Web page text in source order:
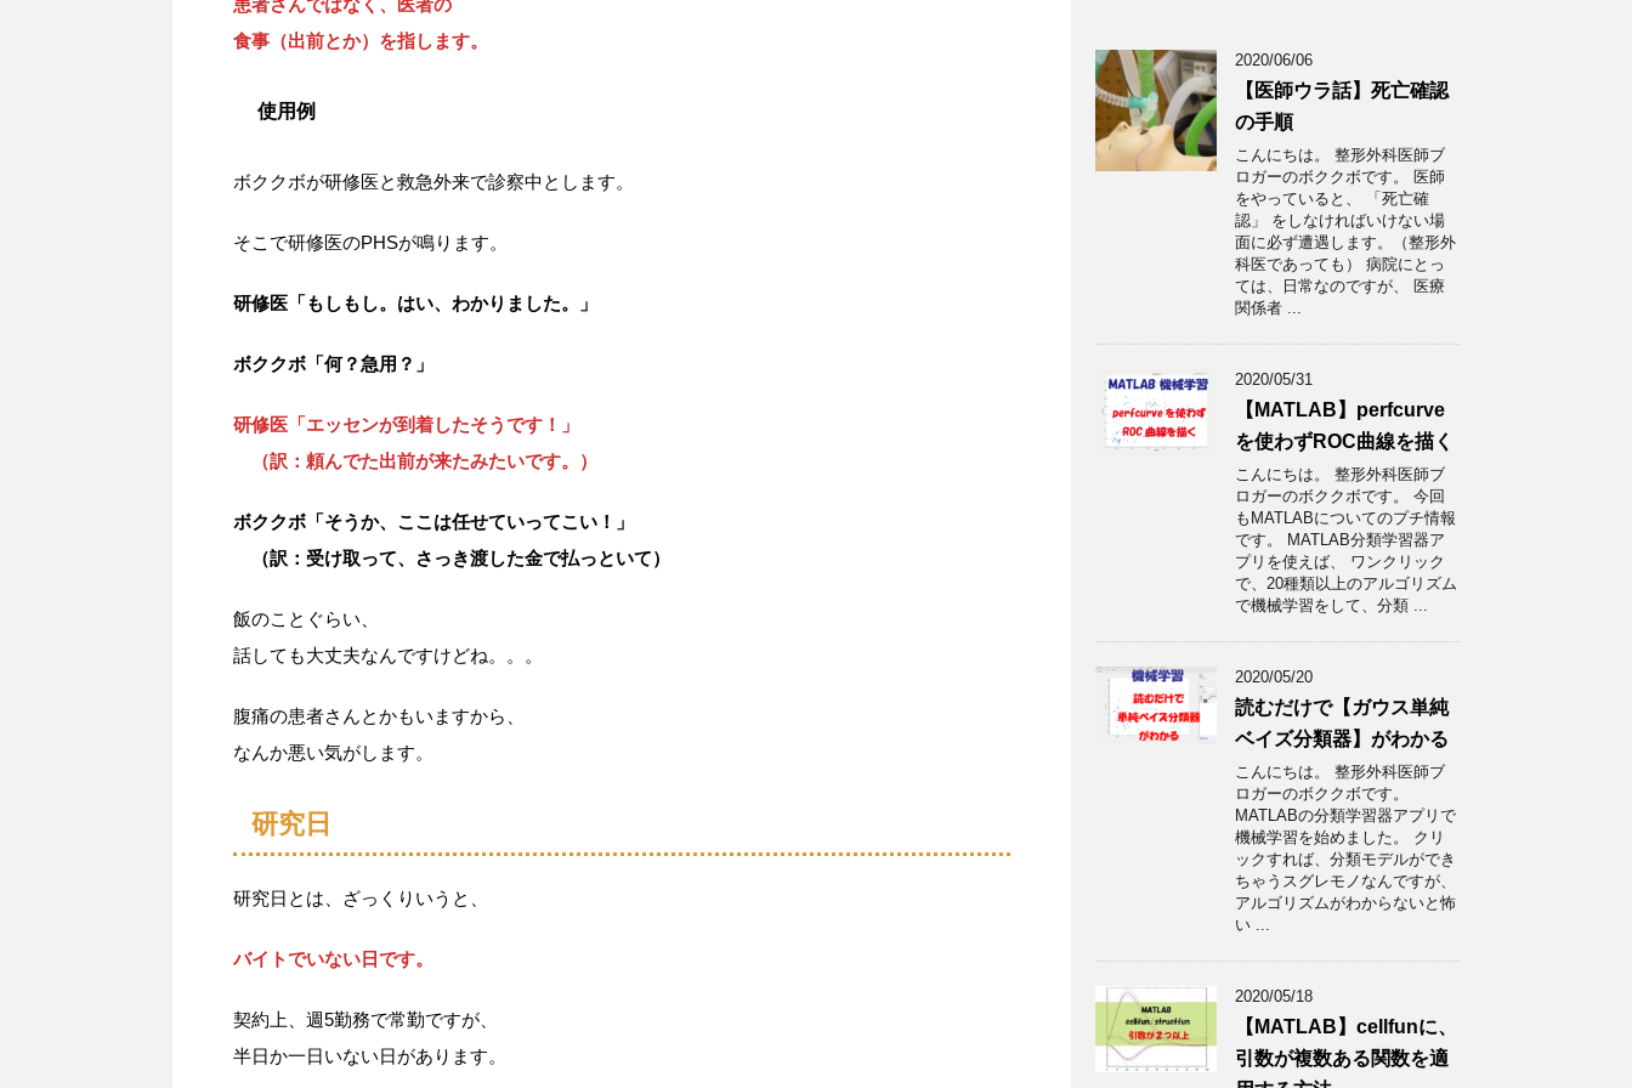
食事（出前とか）を指します。
使用例
ボククボが研修医と救急外来で診察中とします。
そこで研修医のPHSが鳴ります。
研修医「もしもし。はい、わかりました。」
ボククボ「何？急用？」
研修医「エッセンが到着したそうです！」
（訳：頼んでた出前が来たみたいです。）
ボククボ「そうか、ここは任せていってこい！」
（訳：受け取って、さっき渡した金で払っといて）
飯のことぐらい、
話しても大丈夫なんですけどね。。。
腹痛の患者さんとかもいますから、
なんか悪い気がします。
研究日
研究日とは、ざっくりいうと、
バイトでいない日です。
契約上、週5勤務で常勤ですが、
半日か一日いない日があります。
2020/06/06
【医師ウラ話】死亡確認
の手順
こんにちは。 整形外科医師ブ
ロガーのボククボです。 医師
をやっていると、 「死亡確
認」 をしなければいけない場
面に必ず遭遇します。（整形外
科医であっても） 病院にとっ
ては、日常なのですが、 医療
関係者 ...
2020/05/31
【MATLAB】perfcurve
を使わずROC曲線を描く
こんにちは。 整形外科医師ブ
ロガーのボククボです。 今回
もMATLABについてのプチ情報
です。 MATLAB分類学習器ア
プリを使えば、 ワンクリック
で、20種類以上のアルゴリズム
で機械学習をして、分類 ...
2020/05/20
読むだけで【ガウス単純
ベイズ分類器】がわかる
こんにちは。 整形外科医師ブ
ロガーのボククボです。
MATLABの分類学習器アプリで
機械学習を始めました。 クリ
ックすれば、分類モデルができ
ちゃうスグレモノなんですが、
アルゴリズムがわからないと怖
い ...
2020/05/18
【MATLAB】cellfunに、
引数が複数ある関数を適